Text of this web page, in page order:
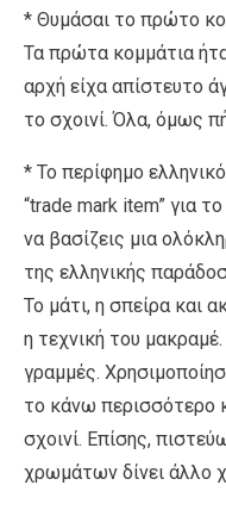
* Θυμάσαι το πρώτο
Τα πρώτα κομμάτια
αρχή είχα απίστευτο
το σχοινί. Όλα, όμως
* Το περίφημο
“trade mark item” για
να βασίζεις μια
της ελληνικής
Το μάτι, η σπείρα και
η τεχνική του
γραμμές.
το κάνω περισσότερο
σχοινί. Επίσης,
χρωμάτων δίνει άλλο